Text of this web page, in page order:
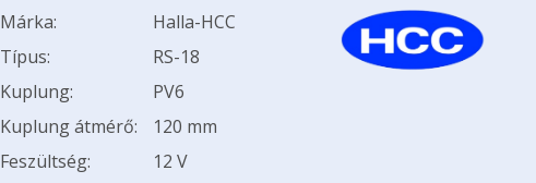
Márka:
Halla-HCC
Típus:
RS-18
Kuplung:
PV6
Kuplung átmérő:
120 mm
Feszültség:
12 V